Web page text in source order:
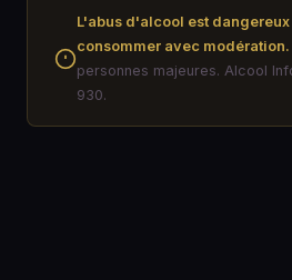
L'abus d'alcool est dangereux
consommer avec modération.
personnes majeures. Alcool
930.